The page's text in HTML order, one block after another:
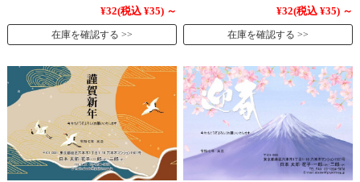
¥32(税込 ¥35) ～
在庫を確認する
¥32(税込 ¥35) ～
在庫を確認する